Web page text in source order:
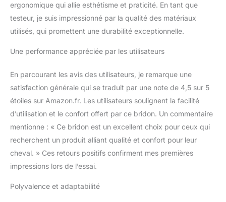
ergonomique qui allie esthétisme et praticité. En tant que
testeur, je suis impressionné par la qualité des matériaux
utilisés, qui promettent une durabilité exceptionnelle.
Une performance appréciée par les utilisateurs
En parcourant les avis des utilisateurs, je remarque une
satisfaction générale qui se traduit par une note de 4,5 sur 5
étoiles sur Amazon.fr. Les utilisateurs soulignent la facilité
d’utilisation et le confort offert par ce bridon. Un commentaire
mentionne : « Ce bridon est un excellent choix pour ceux qui
recherchent un produit alliant qualité et confort pour leur
cheval. » Ces retours positifs confirment mes premières
impressions lors de l’essai.
Polyvalence et adaptabilité